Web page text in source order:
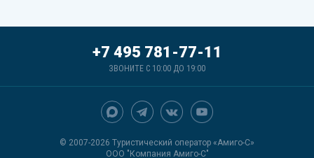
© 2007-2026 Туристический оператор «Амиго-С»
ООО "Компания Амиго-С"
+7 495 781-77-11
ЗВОНИТЕ С 10:00 ДО 19:00